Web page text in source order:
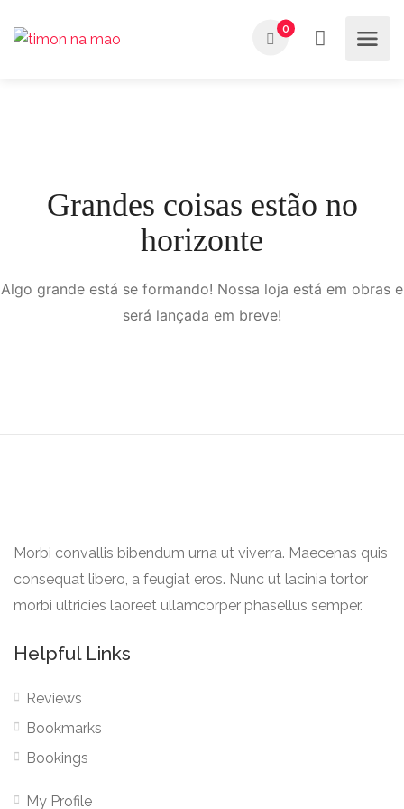
0
Grandes coisas estão no
horizonte
Algo grande está se formando! Nossa loja está em obras e
será lançada em breve!
Morbi convallis bibendum urna ut viverra. Maecenas quis
consequat libero, a feugiat eros. Nunc ut lacinia tortor
morbi ultricies laoreet ullamcorper phasellus semper.
Helpful Links
Reviews
Bookmarks
Bookings
My Profile